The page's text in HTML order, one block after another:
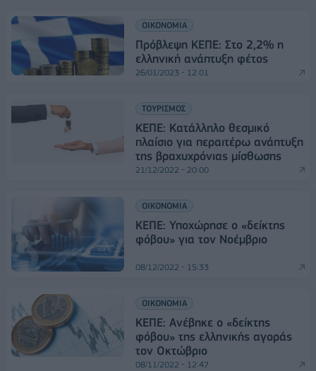
ΟΙΚΟΝΟΜΙΑ
Πρόβλεψη ΚΕΠΕ: Στο 2,2% η
ελληνική ανάπτυξη φέτος
26/01/2023 - 12:01
ΤΟΥΡΙΣΜΟΣ
ΚΕΠΕ: Κατάλληλο θεσμικό
πλαίσιο για περαιτέρω ανάπτυξη
της βραχυχρόνιας μίσθωσης
21/12/2022 - 20:00
ΟΙΚΟΝΟΜΙΑ
ΚΕΠΕ: Υποχώρησε ο «δείκτης
φόβου» για τον Νοέμβριο
08/12/2022 - 15:33
ΟΙΚΟΝΟΜΙΑ
ΚΕΠΕ: Ανέβηκε ο «δείκτης
φόβου» της ελληνικής αγοράς
τον Οκτώβριο
08/11/2022 - 12:47